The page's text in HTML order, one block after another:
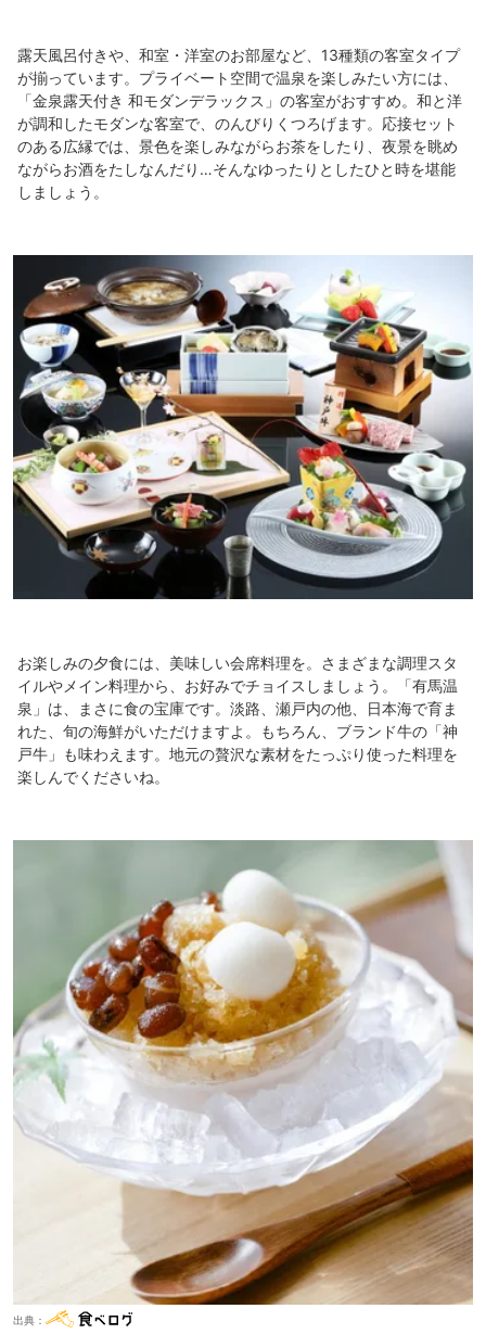
露天風呂付きや、和室・洋室のお部屋など、13種類の客室タイプ
が揃っています。プライベート空間で温泉を楽しみたい方には、
「金泉露天付き 和モダンデラックス」の客室がおすすめ。和と洋
が調和したモダンな客室で、のんびりくつろげます。応接セット
のある広縁では、景色を楽しみながらお茶をしたり、夜景を眺め
ながらお酒をたしなんだり…そんなゆったりとしたひと時を堪能
しましょう。
お楽しみの夕食には、美味しい会席料理を。さまざまな調理スタ
イルやメイン料理から、お好みでチョイスしましょう。「有馬温
泉」は、まさに食の宝庫です。淡路、瀬戸内の他、日本海で育ま
れた、旬の海鮮がいただけますよ。もちろん、ブランド牛の「神
戸牛」も味わえます。地元の贅沢な素材をたっぷり使った料理を
楽しんでくださいね。
出典：